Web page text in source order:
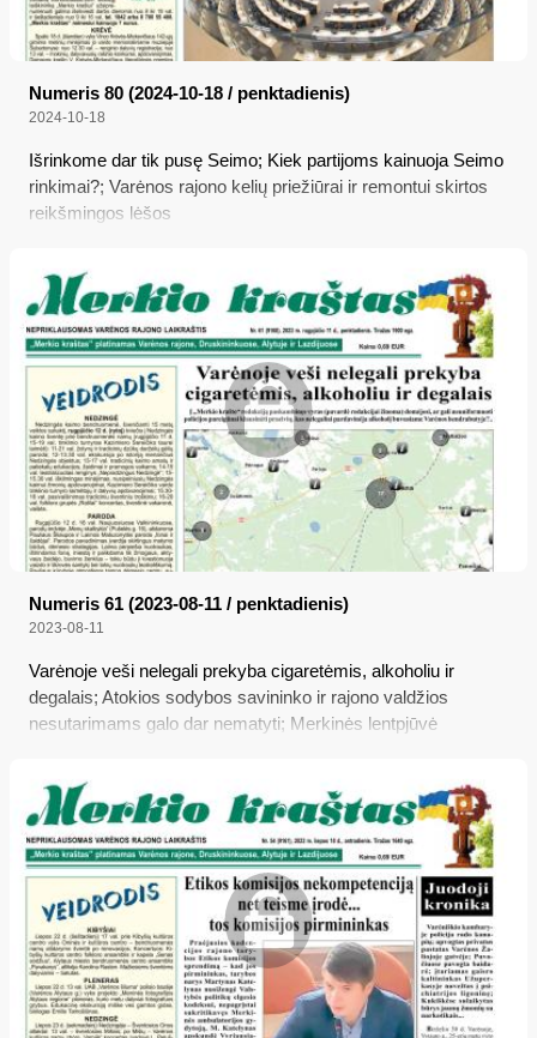
Numeris 80 (2024-10-18 / penktadienis)
2024-10-18
Išrinkome dar tik pusę Seimo; Kiek partijoms kainuoja Seimo
rinkimai?; Varėnos rajono kelių priežiūrai ir remontui skirtos
reikšmingos lėšos
Numeris 61 (2023-08-11 / penktadienis)
2023-08-11
Varėnoje veši nelegali prekyba cigaretėmis, alkoholiu ir
degalais; Atokios sodybos savininko ir rajono valdžios
nesutarimams galo dar nematyti; Merkinės lentpjūvė